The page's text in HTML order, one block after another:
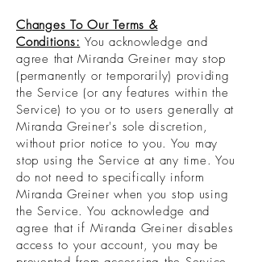
Changes To Our Terms &
Conditions: You acknowledge and
agree that Miranda Greiner may stop
(permanently or temporarily) providing
the Service (or any features within the
Service) to you or to users generally at
Miranda Greiner's sole discretion,
without prior notice to you. You may
stop using the Service at any time. You
do not need to specifically inform
Miranda Greiner when you stop using
the Service. You acknowledge and
agree that if Miranda Greiner disables
access to your account, you may be